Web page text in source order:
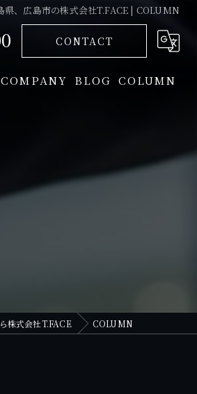
県、広島市の株式会社T.FACE | COLUMN
CONTACT
COMPANY BLOG COLUMN
株式会社T.FACE COLUMN